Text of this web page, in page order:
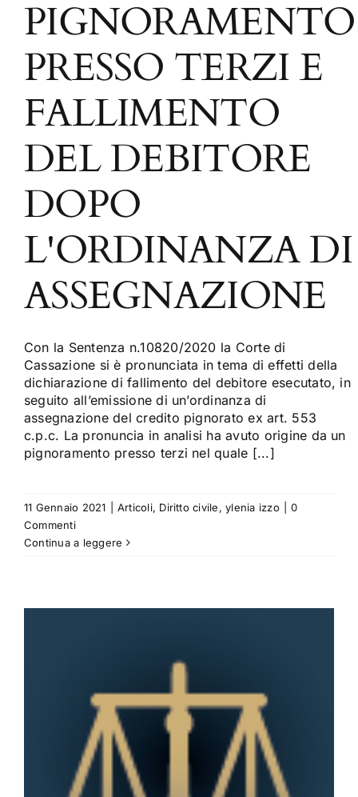
PIGNORAMENTO
PRESSO TERZI E
FALLIMENTO
DEL DEBITORE
DOPO
L'ORDINANZA DI
ASSEGNAZIONE
Con la Sentenza n.10820/2020 la Corte di
Cassazione si è pronunciata in tema di effetti della
dichiarazione di fallimento del debitore esecutato, in
seguito all’emissione di un’ordinanza di
assegnazione del credito pignorato ex art. 553
c.p.c. La pronuncia in analisi ha avuto origine da un
pignoramento presso terzi nel quale [...]
11 Gennaio 2021 Articoli, Diritto civile,ylenia izzo
0
Commenti
Continua a leggere